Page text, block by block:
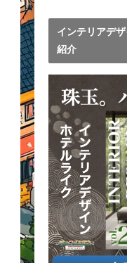
インテリアデ
紹介